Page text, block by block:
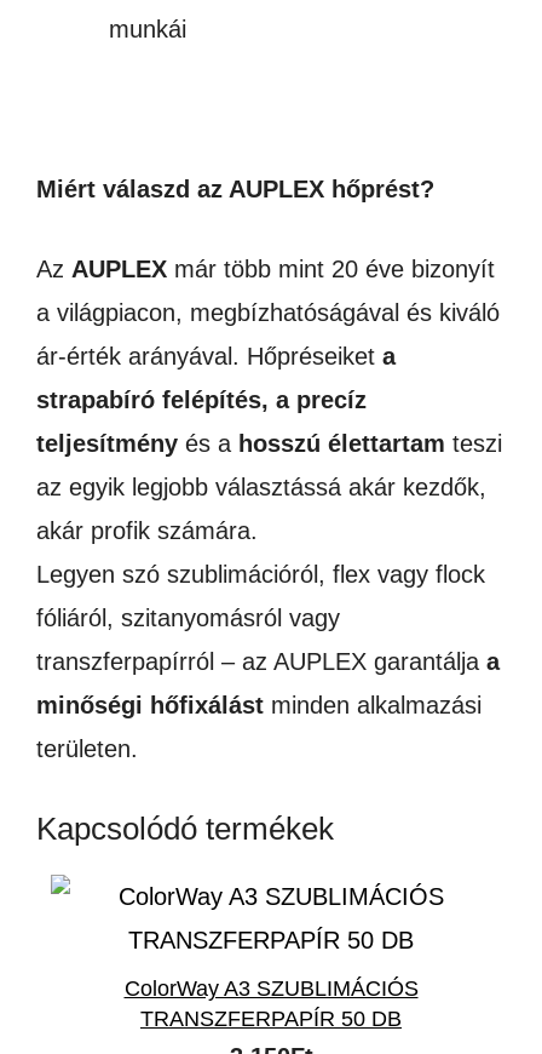
munkái
Miért válaszd az AUPLEX hőprést?
Az AUPLEX már több mint 20 éve bizonyít
a világpiacon, megbízhatóságával és kiváló
ár-érték arányával. Hőpréseiket a
strapabíró felépítés, a precíz
teljesítmény és a hosszú élettartam teszi
az egyik legjobb választássá akár kezdők,
akár profik számára.
Legyen szó szublimációról, flex vagy flock
fóliáról, szitanyomásról vagy
transzferpapírról – az AUPLEX garantálja a
minőségi hőfixálást minden alkalmazási
területen.
Kapcsolódó termékek
ColorWay A3 SZUBLIMÁCIÓS
TRANSZFERPAPÍR 50 DB